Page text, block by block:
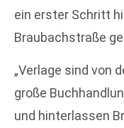
ein erster Schritt
Braubachstraße
„Verlage sind von
große
und hinterlassen